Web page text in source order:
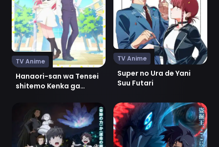
TV Anime
Hanaori-san wa Tensei
shitemo Kenka ga
TV Anime
Super no Ura de Yani
Suu Futari
Ver Mebius Dust Ver Dogulwang